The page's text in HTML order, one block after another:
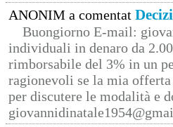
ANONIM a comentat
Buongiorno E-mail:
individuali in denaro da
rimborsabile del 3% in un
ragionevoli se la mia
per discutere le modalità e